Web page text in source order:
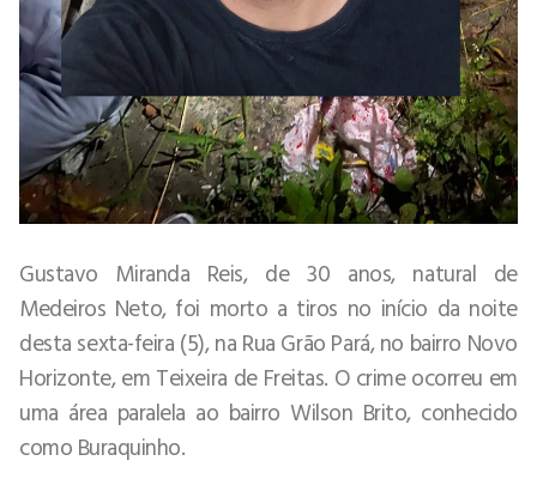
Gustavo Miranda Reis, de 30 anos, natural de
Medeiros Neto, foi morto a tiros no início da noite
desta sexta-feira (5), na Rua Grão Pará, no bairro Novo
Horizonte, em Teixeira de Freitas. O crime ocorreu em
uma área paralela ao bairro Wilson Brito, conhecido
como Buraquinho.